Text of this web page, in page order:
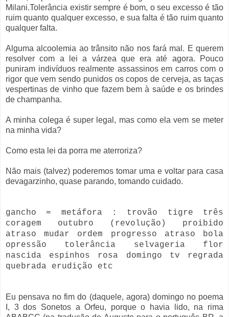
Milani.Tolerância existir sempre é bom, o seu excesso é tão
ruim quanto qualquer excesso, e sua falta é tão ruim quanto
qualquer falta.
Alguma alcoolemia ao trânsito não nos fará mal. E querem
resolver com a lei a várzea que era até agora. Pouco
puniram indivíduos realmente assassinos em carros com o
rigor que vem sendo punidos os copos de cerveja, as taças
vespertinas de vinho que fazem bem à saúde e os brindes
de champanha.
A minha colega é super legal, mas como ela vem se meter
na minha vida?
Como esta lei da porra me aterroriza?
Não mais (talvez) poderemos tomar uma e voltar para casa
devagarzinho, quase parando, tomando cuidado.
gancho = metáfora : trovão tigre três
coragem outubro (revolução) proibido
atraso mudar ordem progresso atraso bola
opressão tolerância selvageria flor
nascida espinhos rosa domingo tv regrada
quebrada erudição etc
Eu pensava no fim do (daquele, agora) domingo no poema
I, 3 dos Sonetos a Orfeu, porque o havia lido, na rima